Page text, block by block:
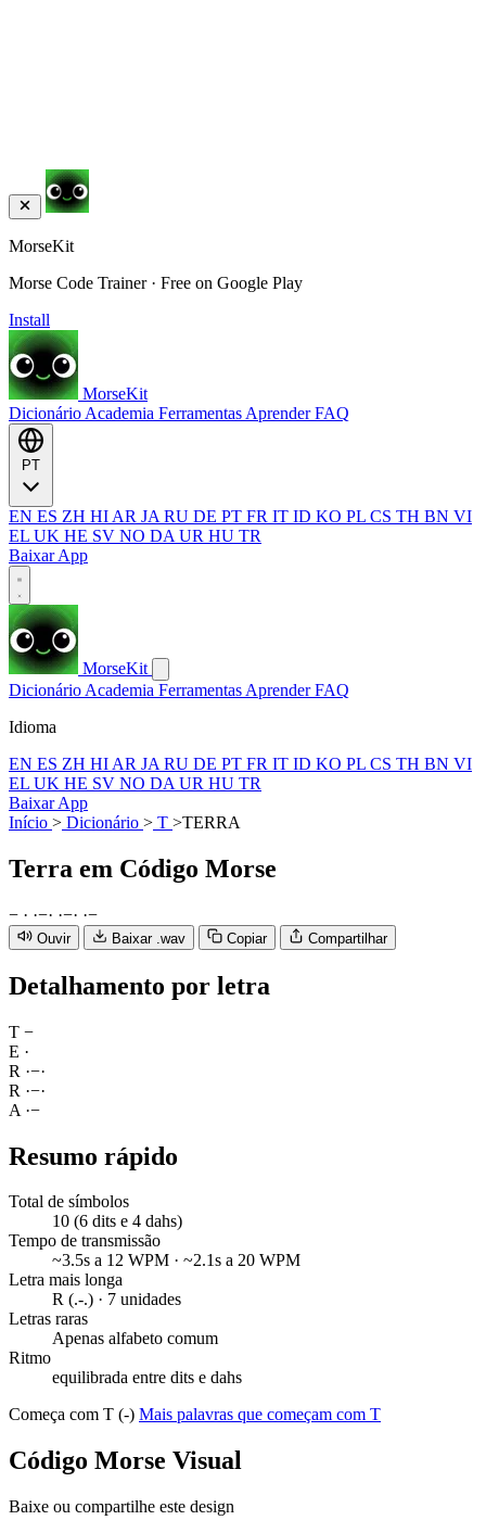
MorseKit
Morse Code Trainer · Free on Google Play
Install
MorseKit
Dicionário Academia Ferramentas AprenderFAQ
EN ES ZH HI AR JA RU DE PT FR IT ID KO PL CS TH BN VI
EL UK HE SV NO DA UR HU TR
Baixar App
MorseKit
Dicionário Academia Ferramentas AprenderFAQ
Idioma
EN ES ZH HI AR JA RU DE PT FR IT ID KO PL CS TH BN VI
EL UK HE SV NO DA UR HU TR
Baixar App
Início > Dicionário > T >TERRA
Terra em Código Morse
− · ·−· ·−· ·−
Ouvir Baixar .wav Copiar Compartilhar
Detalhamento por letra
T −
E ·
R ·−·
R ·−·
A ·−
Resumo rápido
Total de símbolos
10 (6 dits e 4 dahs)
Tempo de transmissão
~3.5s a 12 WPM · ~2.1s a 20 WPM
Letra mais longa
R (.-.) · 7 unidades
Letras raras
Apenas alfabeto comum
Ritmo
equilibrada entre dits e dahs
Começa com T (-) Mais palavras que começam com T
Código Morse Visual
Baixe ou compartilhe este design